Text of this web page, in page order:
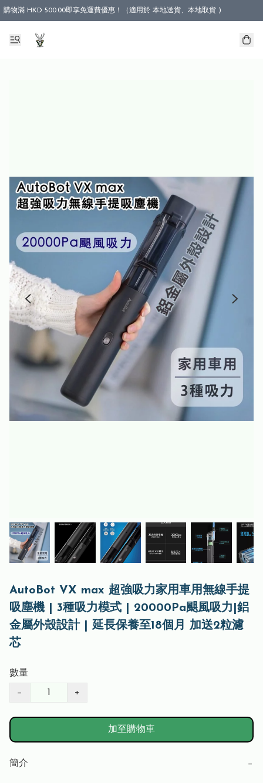
購物滿 HKD 500.00即享免運費優惠！（適用於 本地送貨、本地取貨 )
AutoBot VX max 超強吸力家用車用無線手提
吸塵機 | 3種吸力模式 | 20000Pa颶風吸力|鋁
金屬外殼設計 | 延長保養至18個月 加送2粒濾
芯
數量
− +
加至購物車
簡介 −